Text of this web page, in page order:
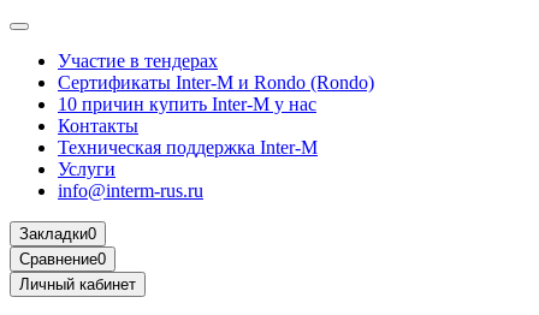
Участие в тендерах
Сертификаты Inter-M и Rondo (Rondo)
10 причин купить Inter-M у нас
Контакты
Техническая поддержка Inter-M
Услуги
info@interm-rus.ru
Закладки0
Сравнение0
Личный кабинет